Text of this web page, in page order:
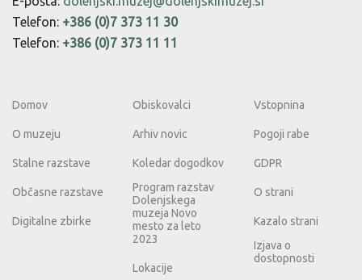
Telefon: +386 (0)7 373 11 30
Telefon: +386 (0)7 373 11 11
Domov
O muzeju
Stalne razstave
Občasne razstave
Digitalne zbirke
Obiskovalci
Arhiv novic
Koledar dogodkov
Program razstav
Dolenjskega
muzeja Novo
mesto za leto
2023
Lokacije
Vstopnina
Pogoji rabe
GDPR
O strani
Kazalo strani
Izjava o
dostopnosti